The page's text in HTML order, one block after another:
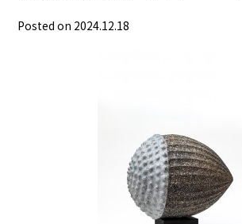
Posted on 2024.12.18